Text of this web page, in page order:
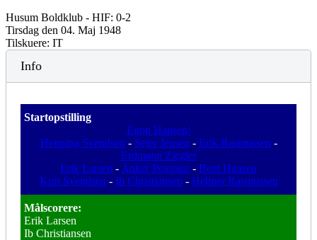
Husum Boldklub - HIF: 0-2
Tirsdag den 04. Maj 1948
Tilskuere: IT
Info
Startopstilling
Egon Hansen¹
Henning Svendsen - Sejer Jensen - Erik Rasmussen -
Erdmann Ziegler
Erik Larsen - Anker Petersen - Bent Hansen
Kurt Svendsen - Ib Christiansen - Helmer Rasmussen
Målscorere:
Erik Larsen
Ib Christiansen